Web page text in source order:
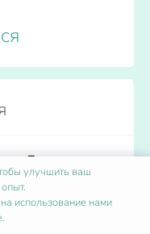
Дистанционно
от 36
Каждый день
улучшить ваш
использование нами